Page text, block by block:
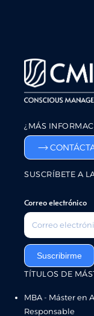
¿MÁS
SUSCRÍBETE A
Correo electrónico
Suscribirme
TÍTULOS DE
MBA - Máster en
Responsable